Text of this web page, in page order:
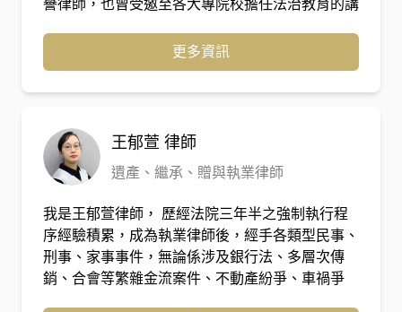
譽律師，也曾受邀至各大專院校擔任法治教育的講
長處理離婚、未成年子女親權等家事案件以及一般
民、商案件，亦曾承辦過多件金融詐欺案件、毒品
案件等。
更多資訊
王郁萱 律師
遺產、繼承、贈與執業律師
我是王郁萱律師， 歷經法院三年半之強制執行程
序經驗積累，成為執業律師後，經手各類型民事、
刑事、家事事件，無論係涉及銀行法、多層次傳
銷、合會等繁雜金流案件、不動產紛爭、車禍爭